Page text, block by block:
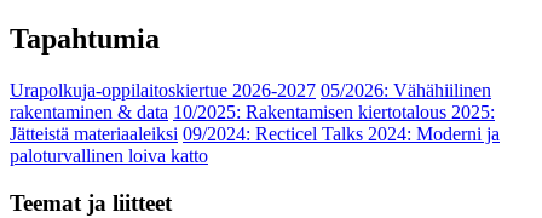
Tapahtumia
Urapolkuja-oppilaitoskiertue 2026-2027 05/2026: Vähähiilinen
rakentaminen & data 10/2025: Rakentamisen kiertotalous 2025:
Jätteistä materiaaleiksi 09/2024: Recticel Talks 2024: Moderni ja
paloturvallinen loiva katto
Teemat ja liitteet